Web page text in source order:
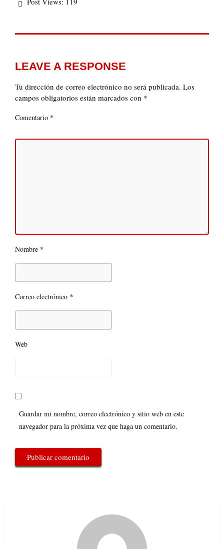
LEAVE A RESPONSE
Tu dirección de correo electrónico no será publicada. Los
campos obligatorios están marcados con *
Comentario *
Nombre *
Correo electrónico *
Web
Guardar mi nombre, correo electrónico y sitio web en este
navegador para la próxima vez que haga un comentario.